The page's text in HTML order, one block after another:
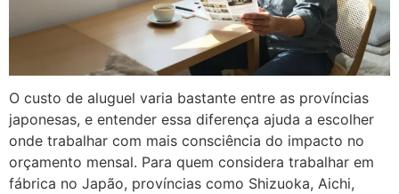
O custo de aluguel varia bastante entre as províncias
japonesas, e entender essa diferença ajuda a escolher
onde trabalhar com mais consciência do impacto no
orçamento mensal. Para quem considera trabalhar em
fábrica no Japão, províncias como Shizuoka, Aichi,